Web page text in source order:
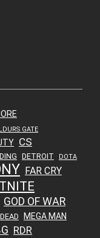
GATE
CS
DETROIT DOTA
FAR CRY
GOD OF WAR
MEGA MAN
RDR